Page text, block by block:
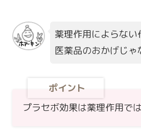
薬理作用によらない
医薬品のおかげじゃ
ポイント
プラセボ効果は薬理作用で